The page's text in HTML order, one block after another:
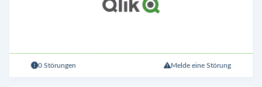
0 Störungen Melde eine Störung